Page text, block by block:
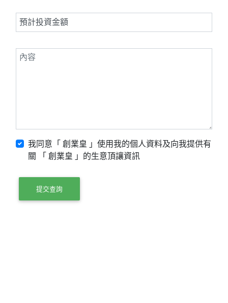
我同意「 創業皇 」使用我的個人資料及向我提供有
關 「 創業皇 」的生意頂讓資訊
提交查詢